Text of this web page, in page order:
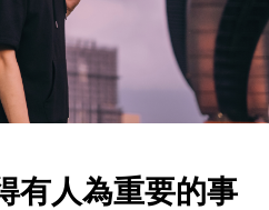
有人為重要的事